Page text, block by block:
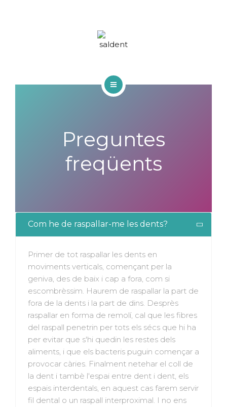
CONTACTA
CONTACTA
Preguntes
freqüents
Com he de raspallar-me les dents?
Primer de tot raspallar les dents en
moviments verticals, començant per la
geniva, des de baix i cap a fora, com si
escombrèssim. Haurem de raspallar la part de
fora de la dents i la part de dins. Desprès
raspallar en forma de remolí, cal que les fibres
del raspall penetrin per tots els sécs que hi ha
per evitar que s'hi quedin les restes dels
aliments, i que els bacteris puguin començar a
provocar càries. Finalment netehar el coll de
la dent i tambè l'espai entre dent i dent, els
espais interdentals, en aquest cas farem servir
fil dental o un raspall interproximal. I no ens